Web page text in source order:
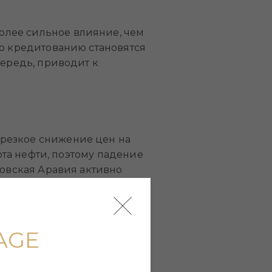
сильное влияние, чем
кредитованию становятся
приводит к
снижение цен на
нефти, поэтому падение
Аравия активно
большая.
к счастью,